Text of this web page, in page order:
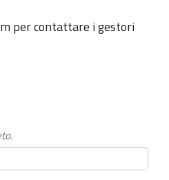
per contattare i gestori